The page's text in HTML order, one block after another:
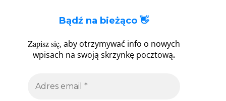
Bądź na bieżąco 👋
Zapisz się, aby otrzymywać info o nowych
wpisach na swoją skrzynkę pocztową.